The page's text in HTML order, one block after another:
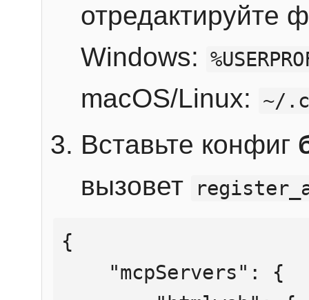
отредактируйте
Windows:
macOS/Linux: ~/
Вставьте конфиг
вызовет
{